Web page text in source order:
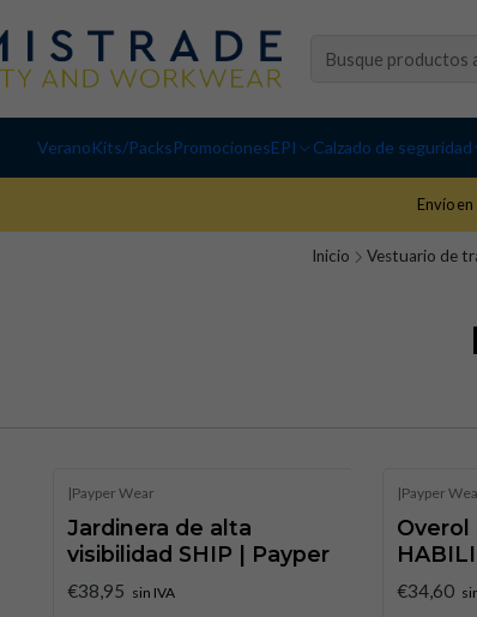
VeranoKits/PacksPromocionesEPI Calzado de seguridad
Envío
Inicio Vestuario de
|Payper Wear
Jardinera de alta
visibilidad SHIP | Payper
€38,95 sin IVA
|Payper
Overol
€34,60